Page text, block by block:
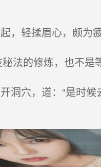
，轻揉眉心，颇为
法的修炼，也不是
洞穴，道：“是时候